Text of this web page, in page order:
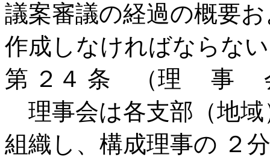
議案審議の経過の概要
作成しなければならな
第 ２４ 条 （理 事
理事会は各支部（地域
組織し、構成理事の ２